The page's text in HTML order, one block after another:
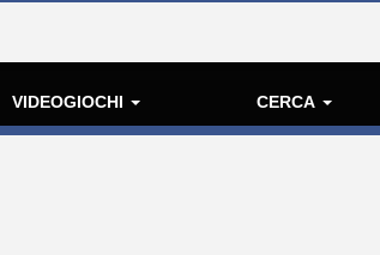
VIDEOGIOCHI CERCA